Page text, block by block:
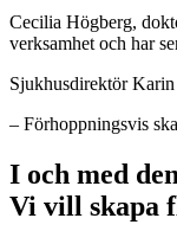
Cecilia Högberg,
verksamhet och har
Sjukhusdirektör Karin
– Förhoppningsvis
I och med
Vi vill skapa